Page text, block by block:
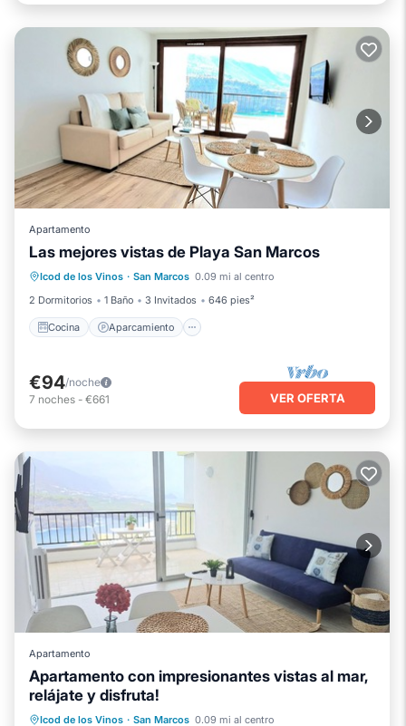
Apartamento
Las mejores vistas de Playa San Marcos
Icod de los Vinos · San Marcos 0.09 mi al centro
2 Dormitorios
1 Baño 3 Invitados 646 pies²
Cocina Aparcamiento
Cocina Aparcamiento
Internet
Apto para niños
€94/noche
7 noches - €661 VER OFERTA
Apartamento
Apartamento con impresionantes vistas al mar,
relájate y disfruta!
Icod de los Vinos · San Marcos 0.09 mi al centro
Frente al mar
Cocina